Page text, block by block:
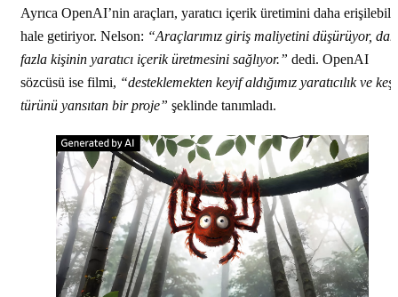
Ayrıca OpenAI’nin araçları, yaratıcı içerik üretimini daha erişilebilir
hale getiriyor. Nelson: “Araçlarımız giriş maliyetini düşürüyor,
fazla kişinin yaratıcı içerik üretmesini sağlıyor.” dedi. OpenAI
sözcüsü ise filmi, “desteklemekten keyif aldığımız yaratıcılık ve
türünü yansıtan bir proje” şeklinde tanımladı.